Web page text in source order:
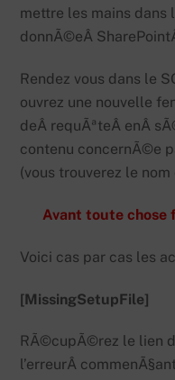
mettre les mains dans
donnÃ©eÂ
Rendez vous dans le
ouvrez une nouvelle
deÂ requÃªteÂ enÂ
contenu concernÃ©e
(vous trouverez le
Avant toute chose
Voici cas par cas les
[MissingSetupFile]
RÃ©cupÃ©rez le lien
l’erreurÂ